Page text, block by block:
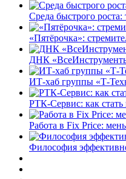
Среда быстрого
«Пятёрочка»:
ДНК
ИТ-хаб группы «Т-
РТК-Сервис: как
Работа в Fix Price:
Философия